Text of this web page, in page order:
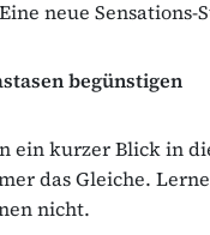
neue Sensations-
begünstigen
ein kurzer Blick in
das Gleiche.
nicht.